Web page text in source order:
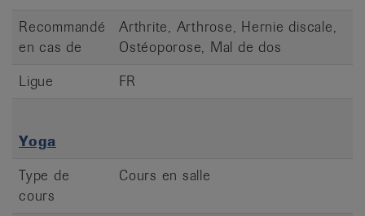
Recommandé
en cas de
Arthrite, Arthrose, Hernie discale,
Ostéoporose, Mal de dos
Ligue
FR
Yoga
Type de
cours
Cours en salle